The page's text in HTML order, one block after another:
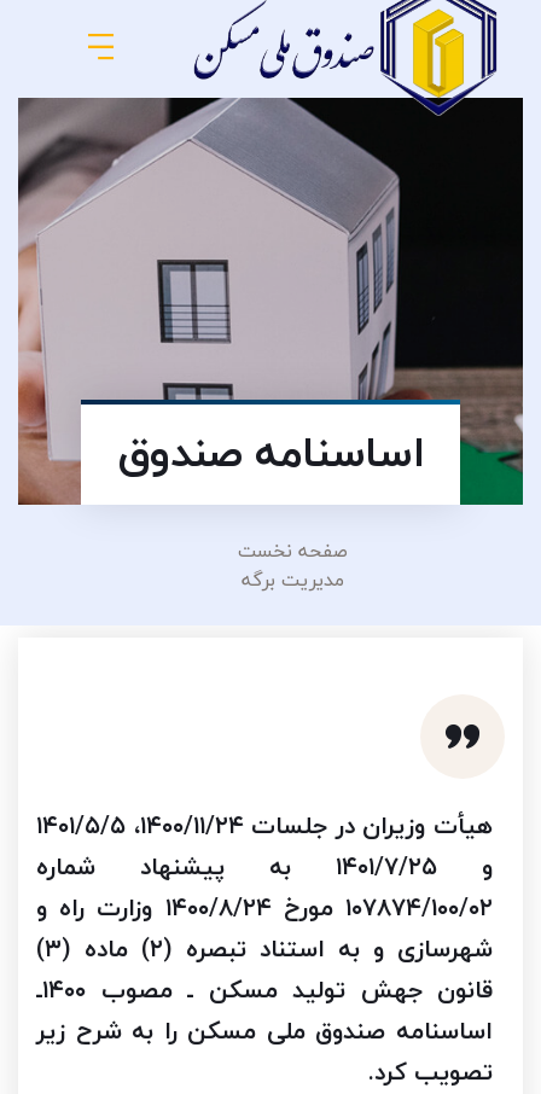
اساسنامه صندوق
صفحه نخست
مدیریت برگه
هیأت وزیران در جلسات ۱۴۰۰/۱۱/۲۴، ۱۴۰۱/۵/۵
و ۱۴۰۱/۷/۲۵ به پیشنهاد شماره
۱۰۷۸۷۴/۱۰۰/۰۲ مورخ ۱۴۰۰/۸/۲۴ وزارت راه و
شهرسازی و به استناد تبصره (۲) ماده (۳)
قانون جهش تولید مسکن ـ مصوب ۱۴۰۰ـ
اساسنامه صندوق ملی مسکن را به شرح زیر
تصویب کرد.